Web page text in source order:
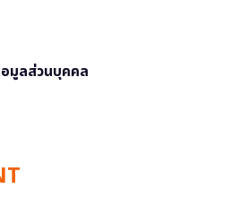
มูลส่วนบุคคล